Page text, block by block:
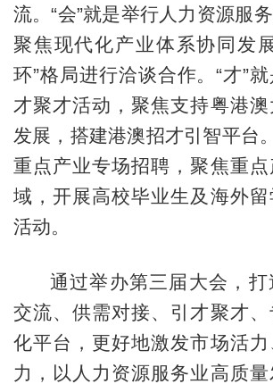
流。“会”就是举行人力资源服
聚焦现代化产业体系协同发
环”格局进行洽谈合作。“才”就
才聚才活动，聚焦支持粤港
发展，搭建港澳招才引智平台
重点产业专场招聘，聚焦重
域，开展高校毕业生及海外
活动。
通过举办第三届大会，
交流、供需对接、引才聚才
化平台，更好地激发市场活
力，以人力资源服务业高质